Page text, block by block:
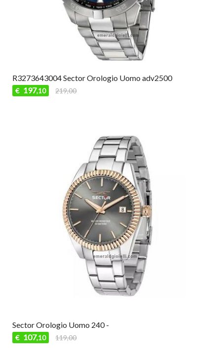
R3273643004 Sector Orologio Uomo adv2500
€ 197,10 219,00
Sector Orologio Uomo 240 -
€ 107,10 119,00